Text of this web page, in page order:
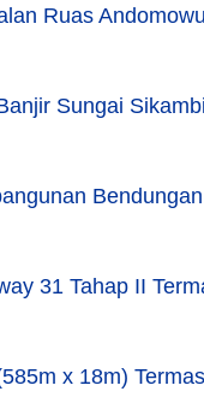
Ruas
Sungai
31 Tahap II
x 18m)